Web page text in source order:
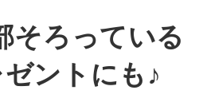
そろっている
ントにも♪